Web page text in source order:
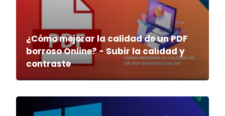
¿Cómo mejorar la calidad de un PDF
borroso Online? - Subir la calidad y
contraste